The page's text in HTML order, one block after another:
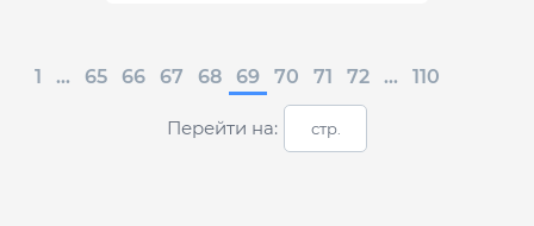
1 ... 65 66 67 68 69 70 71 72 ... 110
Перейти на: